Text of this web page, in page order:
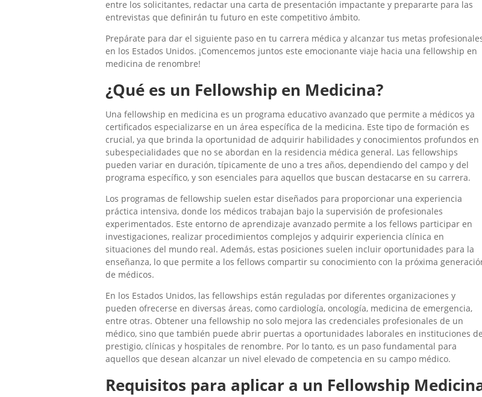
entre los solicitantes, redactar una carta de presentación impactante y prepararte para las
entrevistas que definirán tu futuro en este competitivo ámbito.
Prepárate para dar el siguiente paso en tu carrera médica y alcanzar tus metas
en los Estados Unidos. ¡Comencemos juntos este emocionante viaje hacia una fellowship en
medicina de renombre!
¿Qué es un Fellowship en Medicina?
Una fellowship en medicina es un programa educativo avanzado que permite a médicos ya
certificados especializarse en un área específica de la medicina. Este tipo de formación es
crucial, ya que brinda la oportunidad de adquirir habilidades y conocimientos profundos en
subespecialidades que no se abordan en la residencia médica general. Las fellowships
pueden variar en duración, típicamente de uno a tres años, dependiendo del campo y del
programa específico, y son esenciales para aquellos que buscan destacarse en su carrera.
Los programas de fellowship suelen estar diseñados para proporcionar una experiencia
práctica intensiva, donde los médicos trabajan bajo la supervisión de profesionales
experimentados. Este entorno de aprendizaje avanzado permite a los fellows participar en
investigaciones, realizar procedimientos complejos y adquirir experiencia clínica en
situaciones del mundo real. Además, estas posiciones suelen incluir oportunidades para la
enseñanza, lo que permite a los fellows compartir su conocimiento con la próxima
de médicos.
En los Estados Unidos, las fellowships están reguladas por diferentes organizaciones y
pueden ofrecerse en diversas áreas, como cardiología, oncología, medicina de emergencia,
entre otras. Obtener una fellowship no solo mejora las credenciales profesionales de un
médico, sino que también puede abrir puertas a oportunidades laborales en instituciones de
prestigio, clínicas y hospitales de renombre. Por lo tanto, es un paso fundamental para
aquellos que desean alcanzar un nivel elevado de competencia en su campo médico.
Requisitos para aplicar a un Fellowship